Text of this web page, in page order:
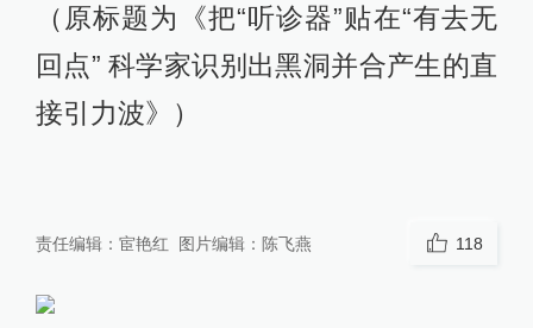
（原标题为《把“听诊器”贴在“有去无
回点” 科学家识别出黑洞并合产生的直
接引力波》）
责任编辑： 宦艳红 图片编辑： 陈飞燕 118